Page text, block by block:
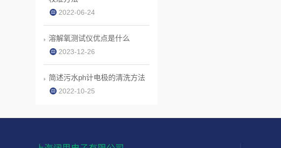
2022-06-24
溶解氧测试仪优点是什么
2023-12-26
简述污水ph计电极的清洗方法
2022-10-25